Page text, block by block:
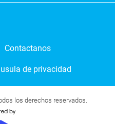
Contactanos
de privacidad
los derechos reservados.